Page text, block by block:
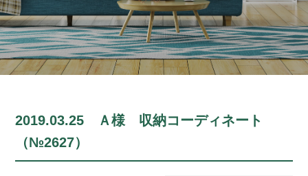
2019.03.25 Ａ様 収納コーディネート
（№2627）